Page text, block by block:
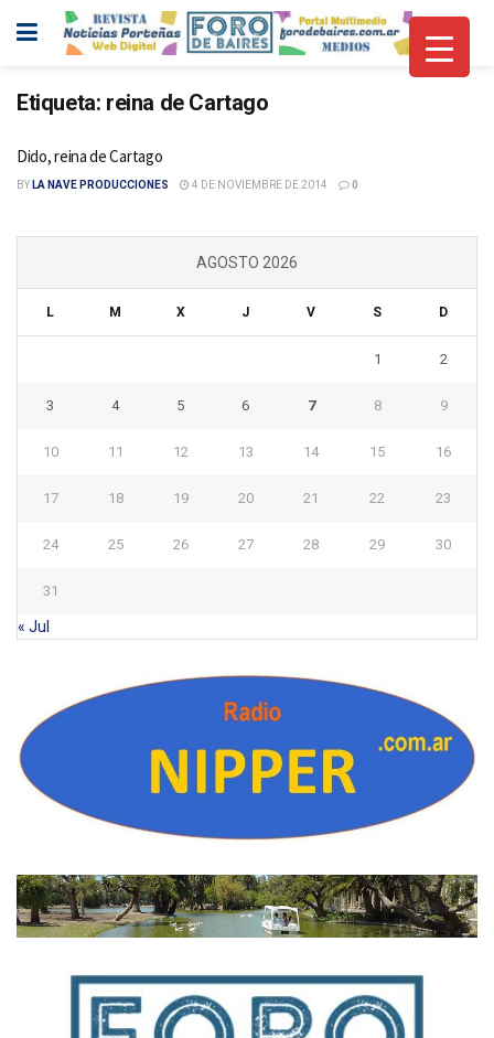
Etiqueta: reina de Cartago
Dido, reina de Cartago
BY LA NAVE PRODUCCIONES 4 DE NOVIEMBRE DE 2014 0
AGOSTO 2026
L M X J V S D
1 2
3 4 5 6 7 8 9
10 11 12 13 14 15 16
17 18 19 20 21 22 23
24 25 26 27 28 29 30
31
« Jul